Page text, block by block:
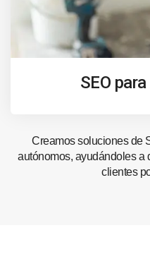
SEO
Creamos soluciones de
autónomos, ayudándoles a
clientes